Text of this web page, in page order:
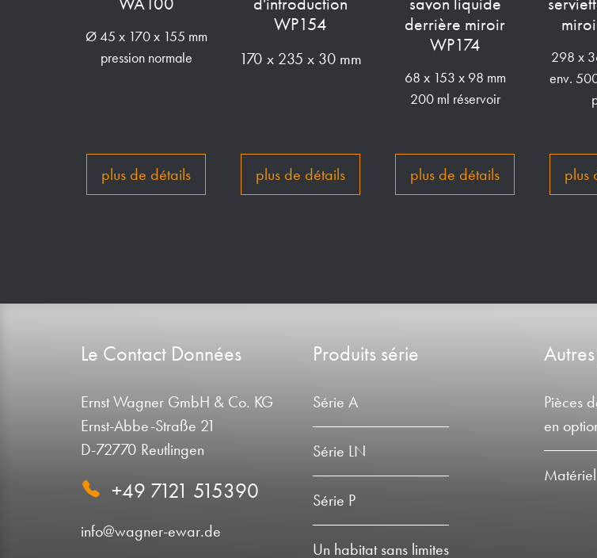
Ø 45 x 170 x 155 mm
pression normale
plus de détails
WP154
170 x 235 x 30 mm
plus de détails
derrière miroir
WP174
68 x 153 x 98 mm
200 ml réservoir
plus de détails
298 x
env.
plus
Le Contact Données
Ernst Wagner GmbH & Co. KG
Ernst-Abbe-Straße 21
D-72770 Reutlingen
+49 7121 515390
info@wagner-ewar.de
Produits série
Série A
Série LN
Série P
Un habitat sans limites
Pièces
en
Matériel